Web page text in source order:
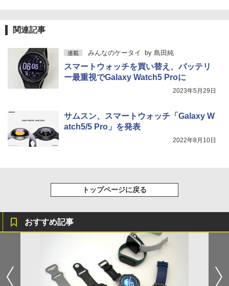
関連記事
連載 みんなのケータイ by 島田純
スマートウォッチを買い替え、バッテリ
ー最重視でGalaxy Watch5 Proに
2023年5月29日
サムスン、スマートウォッチ「Galaxy W
atch5/5 Pro」を発表
2022年8月10日
トップページに戻る
おすすめ記事